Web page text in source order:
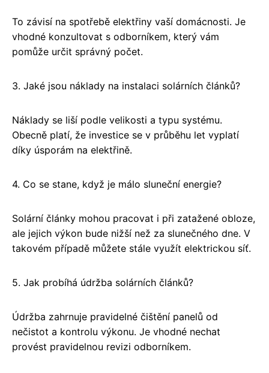
To závisí na spotřebě elektřiny vaší domácnosti. Je
vhodné konzultovat s odborníkem, který vám
pomůže určit správný počet.
3. Jaké jsou náklady na instalaci solárních článků?
Náklady se liší podle velikosti a typu systému.
Obecně platí, že investice se v průběhu let vyplatí
díky úsporám na elektřině.
4. Co se stane, když je málo sluneční energie?
Solární články mohou pracovat i při zatažené obloze,
ale jejich výkon bude nižší než za slunečného dne. V
takovém případě můžete stále využít elektrickou síť.
5. Jak probíhá údržba solárních článků?
Údržba zahrnuje pravidelné čištění panelů od
nečistot a kontrolu výkonu. Je vhodné nechat
provést pravidelnou revizi odborníkem.